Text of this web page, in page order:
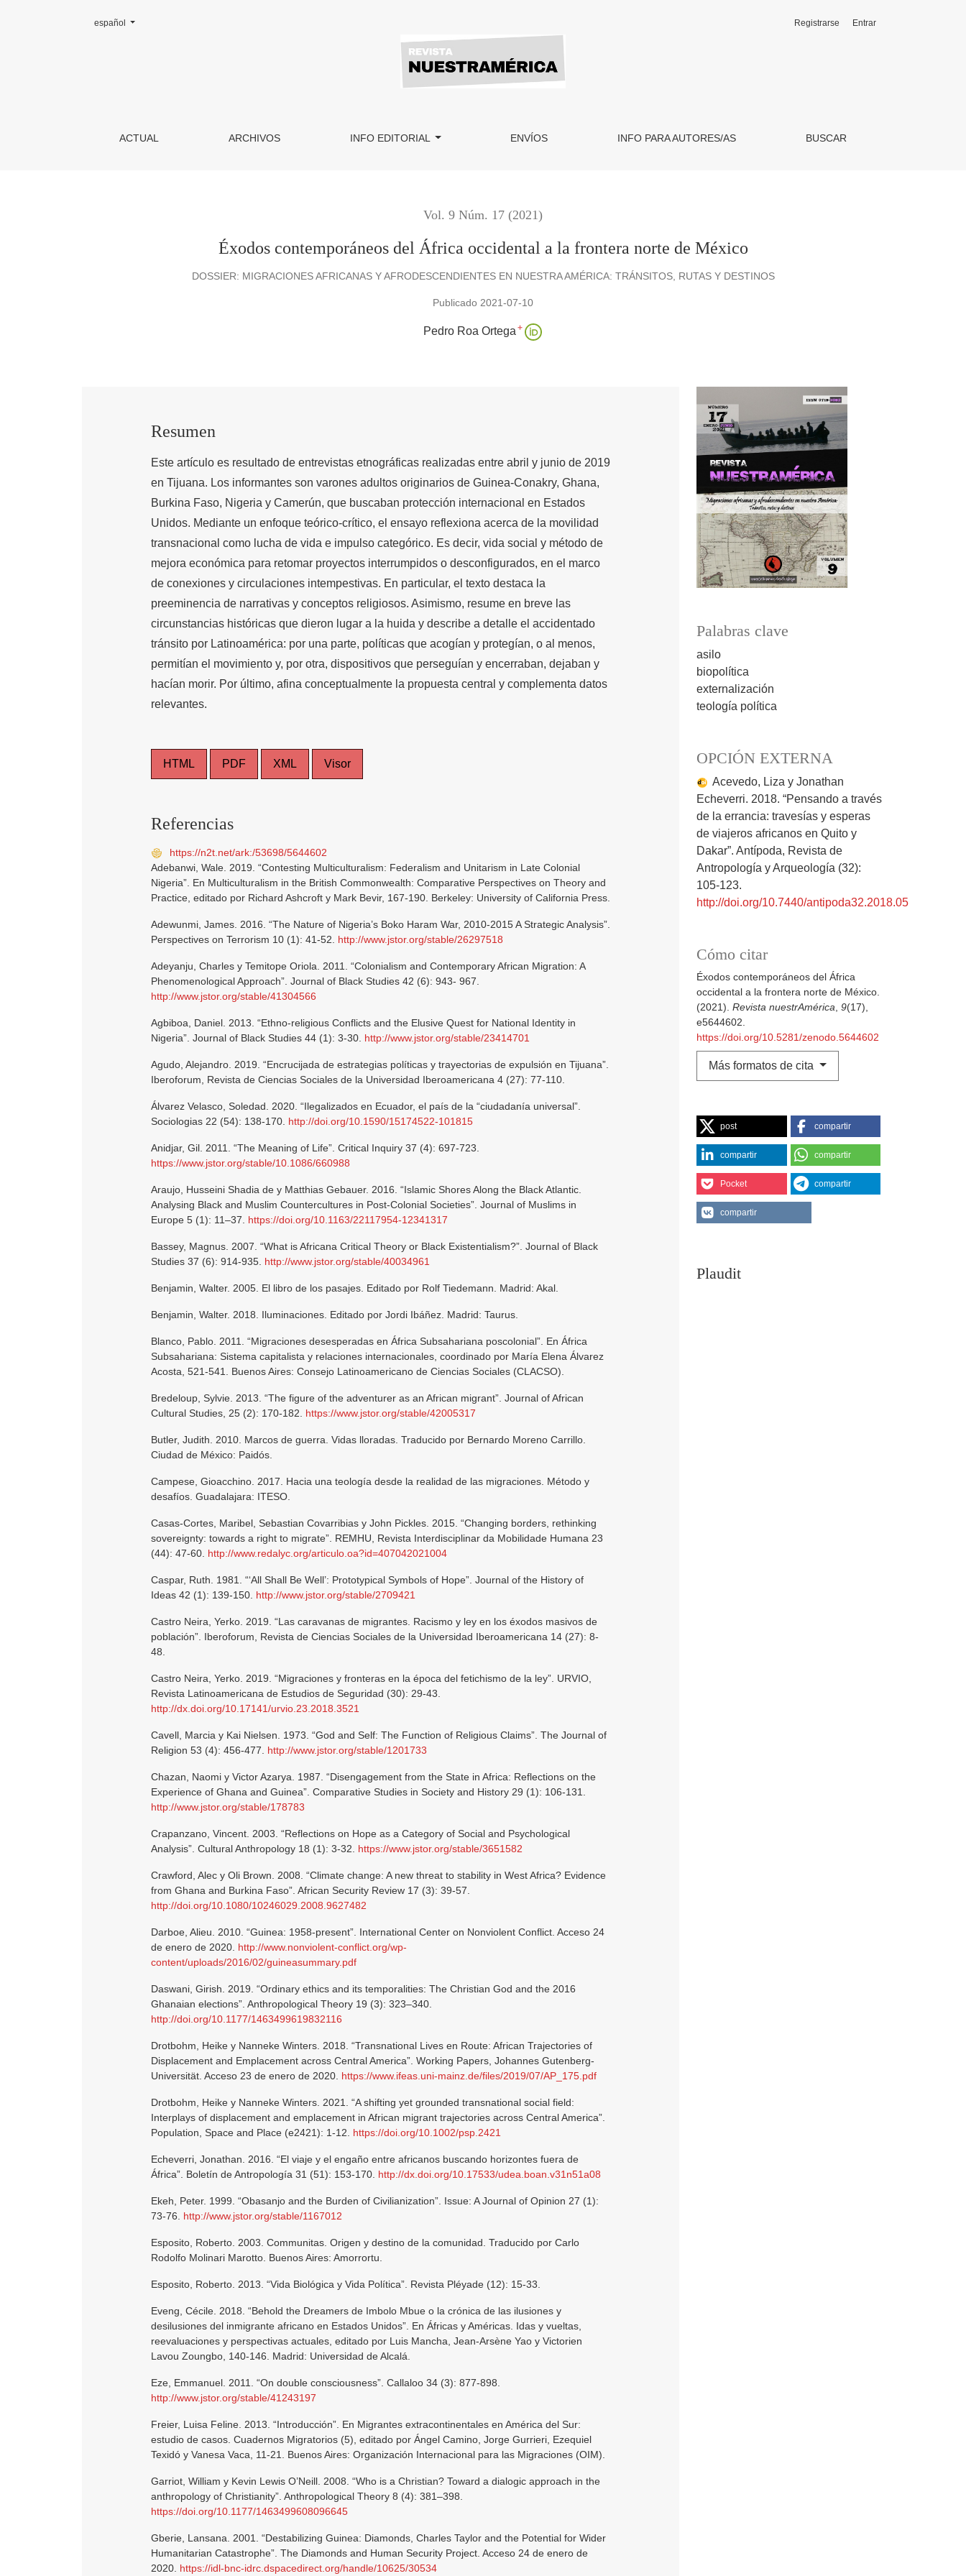
Éxodos contemporáneos del África occidental a la frontera norte de México
ACTUAL ARCHIVOS INFO EDITORIAL ENVÍOS INFO PARA AUTORES/AS BUSCAR
Registrarse Entrar
Cambiar el idioma. El actual es:
español
Vol. 9 Núm. 17 (2021)
Éxodos contemporáneos del África occidental a la frontera norte de México
DOSSIER: MIGRACIONES AFRICANAS Y AFRODESCENDIENTES EN NUESTRA AMÉRICA: TRÁNSITOS, RUTAS Y DESTINOS
Publicado 2021-07-10
Pedro Roa Ortega +
Palabras clave
asilo
biopolítica
externalización
teología política
OPCIÓN EXTERNA
Acevedo, Liza y Jonathan
Echeverri. 2018. “Pensando a través
de la errancia: travesías y esperas
de viajeros africanos en Quito y
Dakar”. Antípoda, Revista de
Antropología y Arqueología (32):
105-123.
http://doi.org/10.7440/antipoda32.2018.05
Cómo citar
Éxodos contemporáneos del África
occidental a la frontera norte de México.
(2021). Revista nuestrAmérica 9(17),
e5644602.
https://doi.org/10.5281/zenodo.5644602
Más formatos de cita
post compartir
compartir compartir
Pocket compartir
compartir
Plaudit
Resumen
Este artículo es resultado de entrevistas etnográficas realizadas entre abril y junio de 2019
en Tijuana. Los informantes son varones adultos originarios de Guinea-Conakry, Ghana,
Burkina Faso, Nigeria y Camerún, que buscaban protección internacional en Estados
Unidos. Mediante un enfoque teórico-crítico, el ensayo reflexiona acerca de la movilidad
transnacional como lucha de vida e impulso categórico. Es decir, vida social y método de
mejora económica para retomar proyectos interrumpidos o desconfigurados, en el marco
de conexiones y circulaciones intempestivas. En particular, el texto destaca la
preeminencia de narrativas y conceptos religiosos. Asimismo, resume en breve las
circunstancias históricas que dieron lugar a la huida y describe a detalle el accidentado
tránsito por Latinoamérica: por una parte, políticas que acogían y protegían, o al menos,
permitían el movimiento y, por otra, dispositivos que perseguían y encerraban, dejaban y
hacían morir. Por último, afina conceptualmente la propuesta central y complementa datos
relevantes.
HTML PDF XML Visor
Referencias
https://n2t.net/ark:/53698/5644602
Adebanwi, Wale. 2019. “Contesting Multiculturalism: Federalism and Unitarism in Late Colonial
Nigeria”. En Multiculturalism in the British Commonwealth: Comparative Perspectives on Theory and
Practice, editado por Richard Ashcroft y Mark Bevir, 167-190. Berkeley: University of California Press.
Adewunmi, James. 2016. “The Nature of Nigeria’s Boko Haram War, 2010-2015 A Strategic Analysis”.
Perspectives on Terrorism 10 (1): 41-52. http://www.jstor.org/stable/26297518
Adeyanju, Charles y Temitope Oriola. 2011. “Colonialism and Contemporary African Migration: A
Phenomenological Approach”. Journal of Black Studies 42 (6): 943- 967.
http://www.jstor.org/stable/41304566
Agbiboa, Daniel. 2013. “Ethno-religious Conflicts and the Elusive Quest for National Identity in
Nigeria”. Journal of Black Studies 44 (1): 3-30. http://www.jstor.org/stable/23414701
Agudo, Alejandro. 2019. “Encrucijada de estrategias políticas y trayectorias de expulsión en Tijuana”.
Iberoforum, Revista de Ciencias Sociales de la Universidad Iberoamericana 4 (27): 77-110.
Álvarez Velasco, Soledad. 2020. “Ilegalizados en Ecuador, el país de la “ciudadanía universal”.
Sociologias 22 (54): 138-170. http://doi.org/10.1590/15174522-101815
Anidjar, Gil. 2011. “The Meaning of Life”. Critical Inquiry 37 (4): 697-723.
https://www.jstor.org/stable/10.1086/660988
Araujo, Husseini Shadia de y Matthias Gebauer. 2016. “Islamic Shores Along the Black Atlantic.
Analysing Black and Muslim Countercultures in Post-Colonial Societies”. Journal of Muslims in
Europe 5 (1): 11–37. https://doi.org/10.1163/22117954-12341317
Bassey, Magnus. 2007. “What is Africana Critical Theory or Black Existentialism?”. Journal of Black
Studies 37 (6): 914-935. http://www.jstor.org/stable/40034961
Benjamin, Walter. 2005. El libro de los pasajes. Editado por Rolf Tiedemann. Madrid: Akal.
Benjamin, Walter. 2018. Iluminaciones. Editado por Jordi Ibáñez. Madrid: Taurus.
Blanco, Pablo. 2011. “Migraciones desesperadas en África Subsahariana poscolonial”. En África
Subsahariana: Sistema capitalista y relaciones internacionales, coordinado por María Elena Álvarez
Acosta, 521-541. Buenos Aires: Consejo Latinoamericano de Ciencias Sociales (CLACSO).
Bredeloup, Sylvie. 2013. “The figure of the adventurer as an African migrant”. Journal of African
Cultural Studies, 25 (2): 170-182. https://www.jstor.org/stable/42005317
Butler, Judith. 2010. Marcos de guerra. Vidas lloradas. Traducido por Bernardo Moreno Carrillo.
Ciudad de México: Paidós.
Campese, Gioacchino. 2017. Hacia una teología desde la realidad de las migraciones. Método y
desafíos. Guadalajara: ITESO.
Casas-Cortes, Maribel, Sebastian Covarribias y John Pickles. 2015. “Changing borders, rethinking
sovereignty: towards a right to migrate”. REMHU, Revista Interdisciplinar da Mobilidade Humana 23
(44): 47-60. http://www.redalyc.org/articulo.oa?id=407042021004
Caspar, Ruth. 1981. “‘All Shall Be Well’: Prototypical Symbols of Hope”. Journal of the History of
Ideas 42 (1): 139-150. http://www.jstor.org/stable/2709421
Castro Neira, Yerko. 2019. “Las caravanas de migrantes. Racismo y ley en los éxodos masivos de
población”. Iberoforum, Revista de Ciencias Sociales de la Universidad Iberoamericana 14 (27): 8-
48.
Castro Neira, Yerko. 2019. “Migraciones y fronteras en la época del fetichismo de la ley”. URVIO,
Revista Latinoamericana de Estudios de Seguridad (30): 29-43.
http://dx.doi.org/10.17141/urvio.23.2018.3521
Cavell, Marcia y Kai Nielsen. 1973. “God and Self: The Function of Religious Claims”. The Journal of
Religion 53 (4): 456-477. http://www.jstor.org/stable/1201733
Chazan, Naomi y Victor Azarya. 1987. “Disengagement from the State in Africa: Reflections on the
Experience of Ghana and Guinea”. Comparative Studies in Society and History 29 (1): 106-131.
http://www.jstor.org/stable/178783
Crapanzano, Vincent. 2003. “Reflections on Hope as a Category of Social and Psychological
Analysis”. Cultural Anthropology 18 (1): 3-32. https://www.jstor.org/stable/3651582
Crawford, Alec y Oli Brown. 2008. “Climate change: A new threat to stability in West Africa? Evidence
from Ghana and Burkina Faso”. African Security Review 17 (3): 39-57.
http://doi.org/10.1080/10246029.2008.9627482
Darboe, Alieu. 2010. “Guinea: 1958-present”. International Center on Nonviolent Conflict. Acceso 24
de enero de 2020. http://www.nonviolent-conflict.org/wp-
content/uploads/2016/02/guineasummary.pdf
Daswani, Girish. 2019. “Ordinary ethics and its temporalities: The Christian God and the 2016
Ghanaian elections”. Anthropological Theory 19 (3): 323–340.
http://doi.org/10.1177/1463499619832116
Drotbohm, Heike y Nanneke Winters. 2018. “Transnational Lives en Route: African Trajectories of
Displacement and Emplacement across Central America”. Working Papers, Johannes Gutenberg-
Universität. Acceso 23 de enero de 2020. https://www.ifeas.uni-mainz.de/files/2019/07/AP_175.pdf
Drotbohm, Heike y Nanneke Winters. 2021. “A shifting yet grounded transnational social field:
Interplays of displacement and emplacement in African migrant trajectories across Central America”.
Population, Space and Place (e2421): 1-12. https://doi.org/10.1002/psp.2421
Echeverri, Jonathan. 2016. “El viaje y el engaño entre africanos buscando horizontes fuera de
África”. Boletín de Antropología 31 (51): 153-170. http://dx.doi.org/10.17533/udea.boan.v31n51a08
Ekeh, Peter. 1999. “Obasanjo and the Burden of Civilianization”. Issue: A Journal of Opinion 27 (1):
73-76. http://www.jstor.org/stable/1167012
Esposito, Roberto. 2003. Communitas. Origen y destino de la comunidad. Traducido por Carlo
Rodolfo Molinari Marotto. Buenos Aires: Amorrortu.
Esposito, Roberto. 2013. “Vida Biológica y Vida Política”. Revista Pléyade (12): 15-33.
Eveng, Cécile. 2018. “Behold the Dreamers de Imbolo Mbue o la crónica de las ilusiones y
desilusiones del inmigrante africano en Estados Unidos”. En Áfricas y Américas. Idas y vueltas,
reevaluaciones y perspectivas actuales, editado por Luis Mancha, Jean-Arsène Yao y Victorien
Lavou Zoungbo, 140-146. Madrid: Universidad de Alcalá.
Eze, Emmanuel. 2011. “On double consciousness”. Callaloo 34 (3): 877-898.
http://www.jstor.org/stable/41243197
Freier, Luisa Feline. 2013. “Introducción”. En Migrantes extracontinentales en América del Sur:
estudio de casos. Cuadernos Migratorios (5), editado por Ángel Camino, Jorge Gurrieri, Ezequiel
Texidó y Vanesa Vaca, 11-21. Buenos Aires: Organización Internacional para las Migraciones (OIM).
Garriot, William y Kevin Lewis O’Neill. 2008. “Who is a Christian? Toward a dialogic approach in the
anthropology of Christianity”. Anthropological Theory 8 (4): 381–398.
https://doi.org/10.1177/1463499608096645
Gberie, Lansana. 2001. “Destabilizing Guinea: Diamonds, Charles Taylor and the Potential for Wider
Humanitarian Catastrophe”. The Diamonds and Human Security Project. Acceso 24 de enero de
2020. https://idl-bnc-idrc.dspacedirect.org/handle/10625/30534